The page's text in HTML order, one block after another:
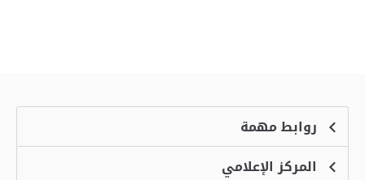
روابط مهمة
الشكاوىالمركز الإعلامي